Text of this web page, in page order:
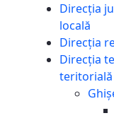
Direcția
locală
Direcția
Direcția
teritorială